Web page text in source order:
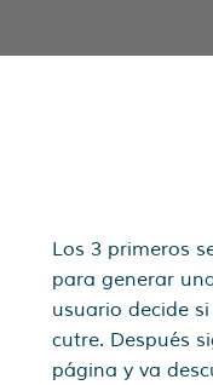
Los 3 primeros
para generar
usuario decide
cutre. Después
página y va